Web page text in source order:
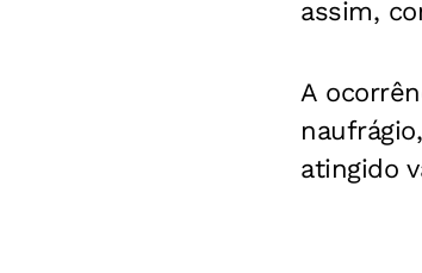
assim,
A
atingido